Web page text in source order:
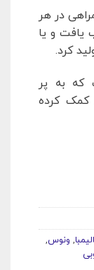
در هر
و یا
کرد.
که به پر
کرده
,ونوس,